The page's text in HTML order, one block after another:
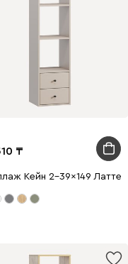
Кейн 2-39x149 Латте